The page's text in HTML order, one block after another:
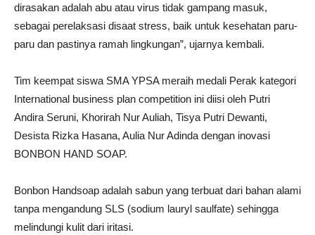
dirasakan adalah abu atau virus tidak gampang masuk,
sebagai perelaksasi disaat stress, baik untuk kesehatan paru-
paru dan pastinya ramah lingkungan”, ujarnya kembali.
Tim keempat siswa SMA YPSA meraih medali Perak kategori
International business plan competition ini diisi oleh Putri
Andira Seruni, Khorirah Nur Auliah, Tisya Putri Dewanti,
Desista Rizka Hasana, Aulia Nur Adinda dengan inovasi
BONBON HAND SOAP.
Bonbon Handsoap adalah sabun yang terbuat dari bahan alami
tanpa mengandung SLS (sodium lauryl saulfate) sehingga
melindungi kulit dari iritasi.